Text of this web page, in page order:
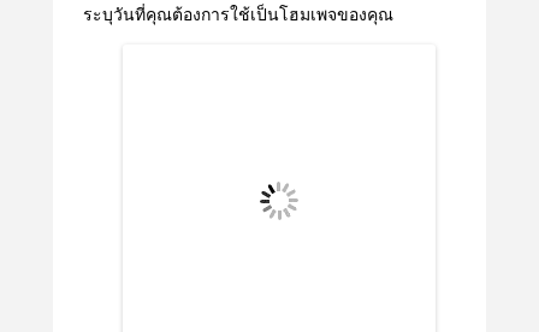
ระบุวันที่คุณต้องการใช้เป็นโฮมเพจของคุณ